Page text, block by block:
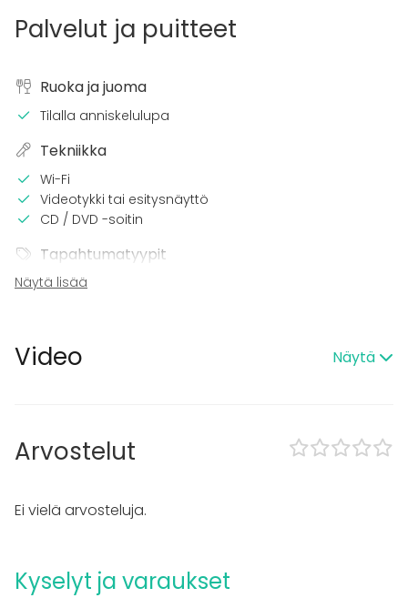
Palvelut ja puitteet
Ruoka ja juoma
Tilalla anniskelulupa
Tekniikka
Wi-Fi
Videotykki tai esitysnäyttö
CD / DVD -soitin
Tapahtumatyypit
Juhlat
Illallinen / lounas
Kokous
Virkistystilaisuus
Mökkireissu / retriitti
Pikkujoulut
Ravintola
Näytä lisää
Video Näytä
Arvostelut
Ei vielä arvosteluja.
Kyselyt ja varaukset